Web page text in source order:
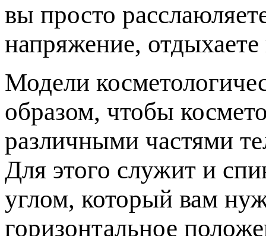
вы просто
напряжение,
Модели
образом, чтобы
различными частями
Для этого служит и
углом, который вам
горизонтальное